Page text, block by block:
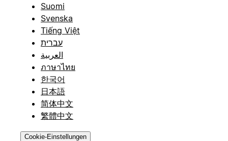
Suomi
Svenska
Tiếng Việt
עברית
العربية
ภาษาไทย
한국어
日本語
简体中文
繁體中文
Cookie-Einstellungen